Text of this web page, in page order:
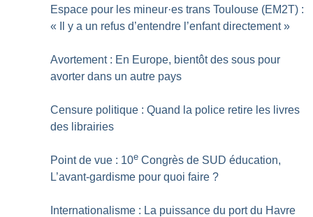
Espace pour les mineur·es trans Toulouse (EM2T) :
«
Il y a un refus d’entendre l’enfant directement »
Avortement : En Europe, bientôt des sous pour
avorter dans un autre pays
Censure politique : Quand la police retire les livres
des librairies
Point de vue : 10e Congrès de SUD éducation,
L’avant-gardisme pour quoi faire ?
Internationalisme : La puissance du port du Havre